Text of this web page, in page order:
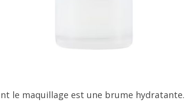
le maquillage est une brume hydratante.